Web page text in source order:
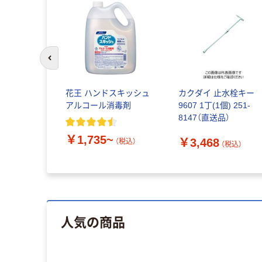
花王 ハンドスキッシュ
アルコール消毒剤
￥1,735~ （税込）
カクダイ 止水栓キー
9607 1丁(1個) 251-
8147（直送品）
￥3,468 （税込）
前のスライドへ
人気の商品